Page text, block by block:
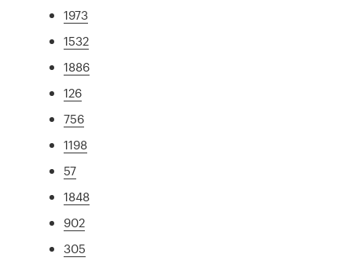
1973
1532
1886
126
756
1198
57
1848
902
305